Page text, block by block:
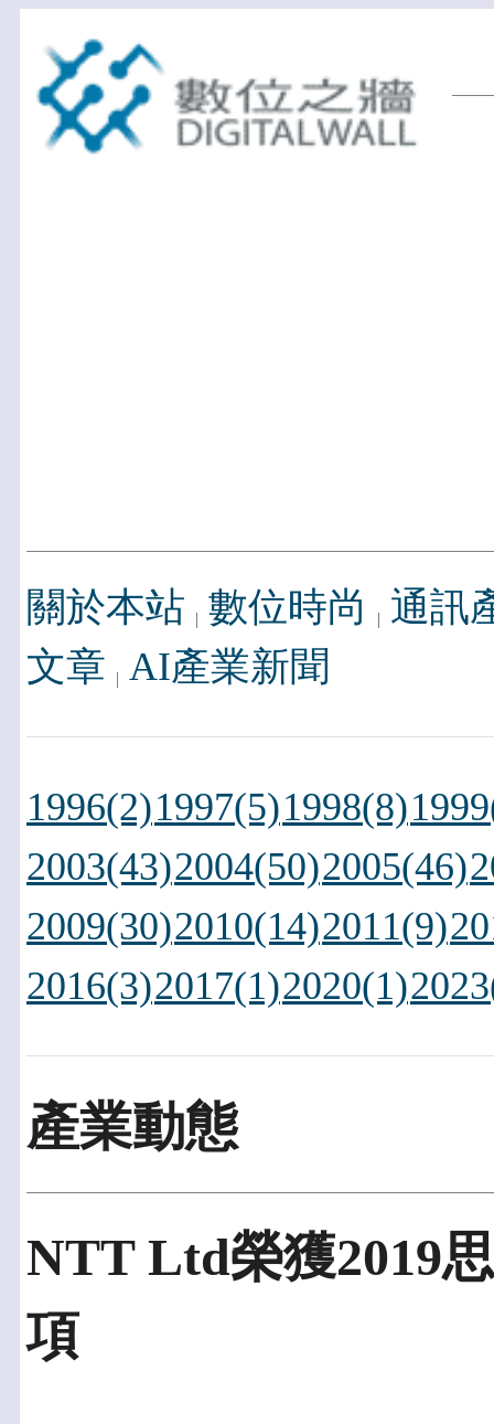
關於本站 數位時尚
通訊
文章 AI產業新聞
1996(2)1997(5)1998(8)
2003(43)2004(50)2005(46)
2009(30)2010(14)2011(9)
2016(3)2017(1)2020(1)
產業動態
NTT Ltd榮獲2019
項